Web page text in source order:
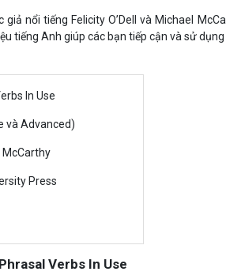
nổi tiếng Felicity O’Dell và Michael
tiếng Anh giúp các bạn tiếp cận và sử
In Use
và Advanced)
McCarthy
Press
Verbs In Use